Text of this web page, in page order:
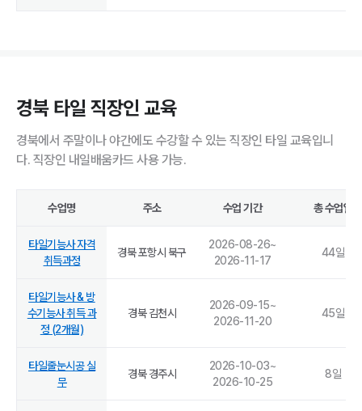
경북 타일 직장인 교육
경북에서 주말이나 야간에도 수강할 수 있는 직장인 타일 교육입니
다. 직장인 내일배움카드 사용 가능.
수업명 주소 수업 기간 총 수업일
타일기능사 자격
취득과정
경북 포항시 북구
2026-08-26~
2026-11-17
44일
타일기능사 & 방
수기능사 취득 과
정 (2개월)
경북 김천시
2026-09-15~
2026-11-20
45일
타일줄눈시공 실
무
경북 경주시
2026-10-03~
2026-10-25
8일